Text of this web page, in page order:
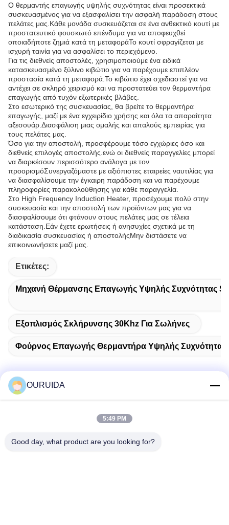
Ο θερμαντής επαγωγής υψηλής συχνότητας είναι προσεκτικά
συσκευασμένος για να εξασφαλίσει την ασφαλή παράδοση στους
πελάτες μας.Κάθε μονάδα συσκευάζεται σε ένα ανθεκτικό κουτί με
προστατευτικό φουσκωτό επένδυμα για να αποφευχθεί
οποιαδήποτε ζημιά κατά τη μεταφοράΤο κουτί σφραγίζεται με
ισχυρή ταινία για να ασφαλίσει το περιεχόμενο.
Για τις διεθνείς αποστολές, χρησιμοποιούμε ένα ειδικά
κατασκευασμένο ξύλινο κιβώτιο για να παρέχουμε επιπλέον
προστασία κατά τη μεταφορά.Το κιβώτιο έχει σχεδιαστεί για να
αντέχει σε σκληρό χειρισμό και να προστατεύει τον θερμαντήρα
επαγωγής από τυχόν εξωτερικές βλάβες.
Στο εσωτερικό της συσκευασίας, θα βρείτε το θερμαντήρα
επαγωγής, μαζί με ένα εγχειρίδιο χρήσης και όλα τα απαραίτητα
αξεσουάρ.Διασφάλιση μιας ομαλής και απαλούς εμπειρίας για
τους πελάτες μας.
Όσο για την αποστολή, προσφέρουμε τόσο εγχώριες όσο και
διεθνείς επιλογές αποστολής.ενώ οι διεθνείς παραγγελίες μπορεί
να διαρκέσουν περισσότερο ανάλογα με τον
προορισμόΣυνεργαζόμαστε με αξιόπιστες εταιρείες ναυτιλίας για
να διασφαλίσουμε την έγκαιρη παράδοση και να παρέχουμε
πληροφορίες παρακολούθησης για κάθε παραγγελία.
Στο High Frequency Induction Heater, προσέχουμε πολύ στην
συσκευασία και την αποστολή των προϊόντων μας για να
διασφαλίσουμε ότι φτάνουν στους πελάτες μας σε τέλεια
κατάσταση.Εάν έχετε ερωτήσεις ή ανησυχίες σχετικά με τη
διαδικασία συσκευασίας ή αποστολήςΜην διστάσετε να
επικοινωνήσετε μαζί μας.
Ετικέτες:
Μηχανή Θέρμανσης Επαγωγής Υψηλής Συχνότητας
Εξοπλισμός Σκλήρυνσης 30Khz Για Σωλήνες
Φούρνος Επαγωγής Θερμαντήρα Υψηλής Συχνότητας
OURUIDA
5:49 PM
Good day, what product are you looking for?